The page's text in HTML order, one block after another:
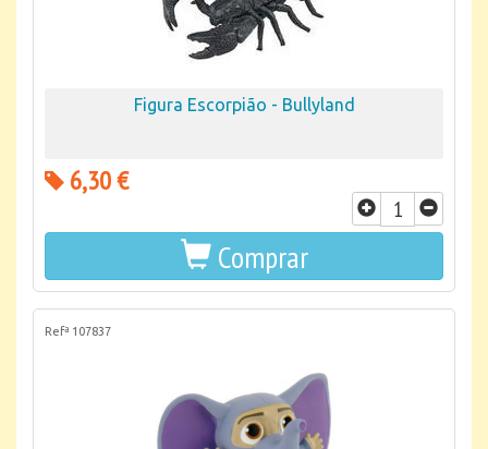
Figura Escorpião - Bullyland
6,30 €
Comprar
Refª 107837